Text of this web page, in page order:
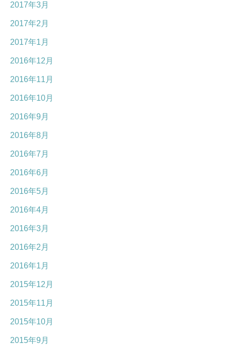
2017年3月
2017年2月
2017年1月
2016年12月
2016年11月
2016年10月
2016年9月
2016年8月
2016年7月
2016年6月
2016年5月
2016年4月
2016年3月
2016年2月
2016年1月
2015年12月
2015年11月
2015年10月
2015年9月